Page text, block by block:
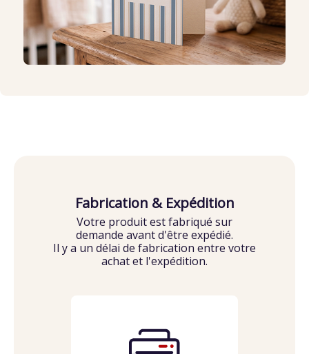
Fabrication & Expédition
Votre produit est fabriqué sur
demande avant d'être expédié.
Il y a un délai de fabrication entre votre
achat et l'expédition.